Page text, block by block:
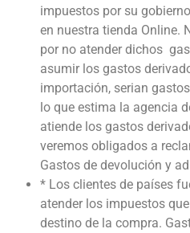
impuestos por su
en nuestra tienda Online.
por no atender dichos
asumir los gastos
importación, serian
lo que estima la agencia
atiende los gastos
veremos obligados a
Gastos de devolución y
* Los clientes de países
atender los impuestos
destino de la compra.